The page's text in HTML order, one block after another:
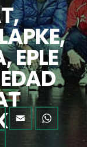
EPLE